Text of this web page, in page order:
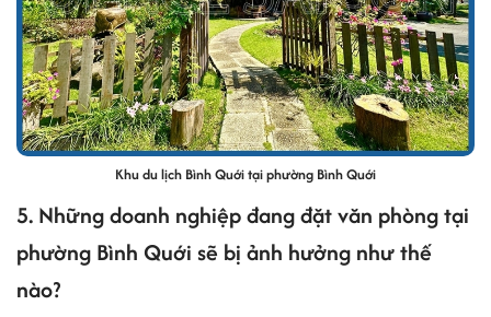
Khu du lịch Bình Quới tại phường Bình Quới
5. Những doanh nghiệp đang đặt văn phòng tại
phường Bình Quới sẽ bị ảnh hưởng như thế
nào?